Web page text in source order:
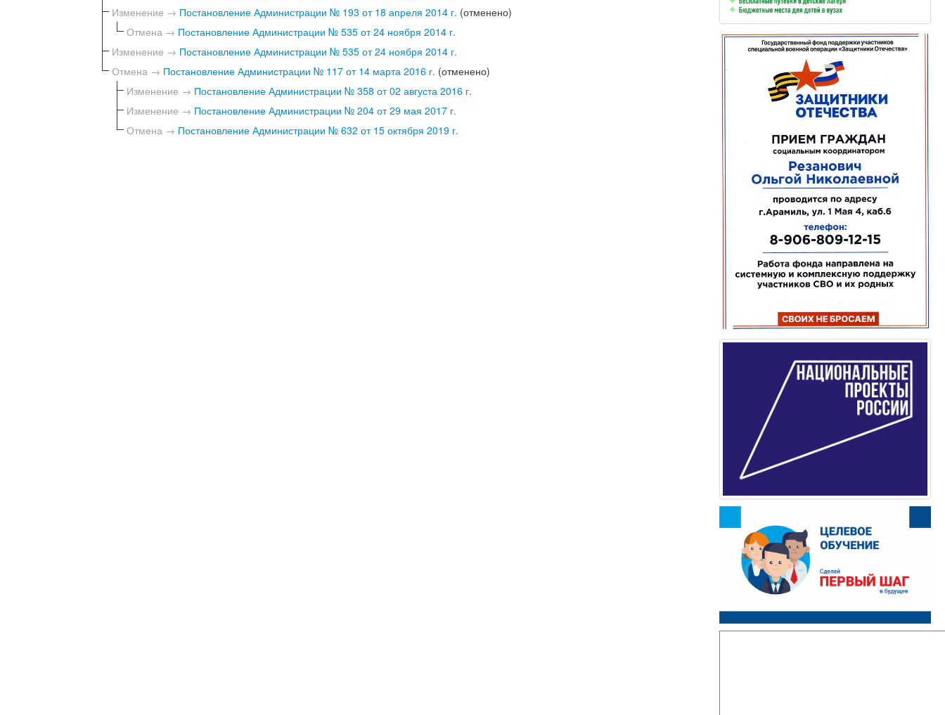
Изменение → Постановление Администрации № 193 от 18 апреля 2014 г. (отменено)
Отмена → Постановление Администрации № 535 от 24 ноября 2014 г.
Изменение → Постановление Администрации № 535 от 24 ноября 2014 г.
Отмена → Постановление Администрации № 117 от 14 марта 2016 г. (отменено)
Изменение → Постановление Администрации № 358 от 02 августа 2016 г.
Изменение → Постановление Администрации № 204 от 29 мая 2017 г.
Отмена → Постановление Администрации № 632 от 15 октября 2019 г.